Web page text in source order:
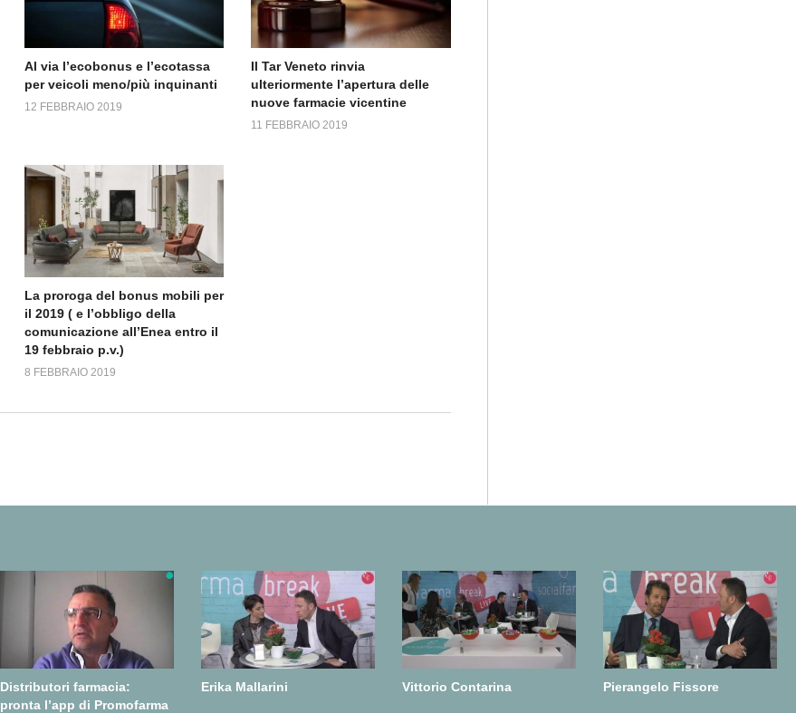
Al via l’ecobonus e l’ecotassa
per veicoli meno/più inquinanti
12 FEBBRAIO 2019
Il Tar Veneto rinvia
ulteriormente l’apertura delle
nuove farmacie vicentine
11 FEBBRAIO 2019
La proroga del bonus mobili per
il 2019 ( e l’obbligo della
comunicazione all’Enea entro il
19 febbraio p.v.)
8 FEBBRAIO 2019
Distributori farmacia:
pronta l’app di Promofarma
Erika Mallarini Vittorio Contarina Pierangelo Fissore